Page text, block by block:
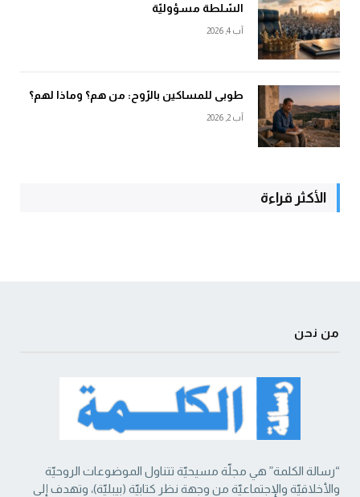
السّلطة مسؤوليّة
آب 4, 2026
طوبى للمساكين بالرّوح: من هم؟ وماذا لهم؟
آب 2, 2026
الأكثر قراءة
من نحن
“رسالة الكلمة” هي مجلّة مسيحيّة تتناول الموضوعات الروحيّة
والأخلاقيّة والإجتماعيّة من ‏وجهة نظر كتابيّة (بيبليّة)، وتهدف إلى